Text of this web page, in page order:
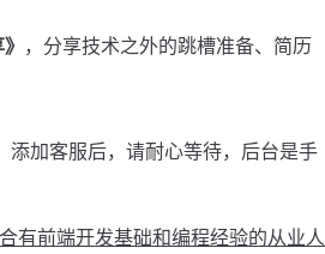
，分享技术之外的跳槽准备、简历
添加客服后，请耐心等待，后台是手
有前端开发基础和编程经验的从业人